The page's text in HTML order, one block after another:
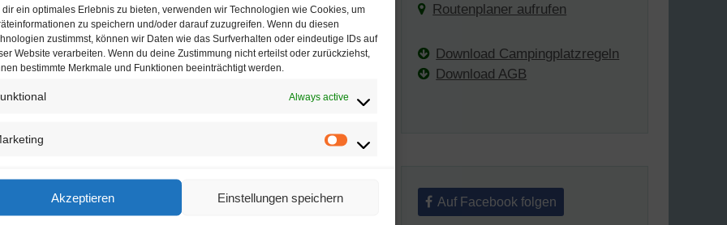
dir ein optimales Erlebnis zu bieten, verwenden wir Technologien wie Cookies, um
zu speichern und/oder darauf zuzugreifen. Wenn du diesen
zustimmst, können wir Daten wie das Surfverhalten oder eindeutige IDs auf
Website verarbeiten. Wenn du deine Zustimmung nicht erteilst oder zurückziehst,
bestimmte Merkmale und Funktionen beeinträchtigt werden.
Always active
M
Akzeptieren Einstellungen speichern
Last
Routenplaner aufrufen
Download Campingplatzregeln
Download AGB
Auf Facebook folgen